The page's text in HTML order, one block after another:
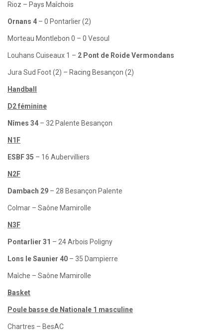
Rioz – Pays Maîchois
Ornans 4 – 0 Pontarlier (2)
Morteau Montlebon 0 – 0 Vesoul
Louhans Cuiseaux 1 – 2 Pont de Roide Vermondans
Jura Sud Foot (2) – Racing Besançon (2)
Handball
D2 féminine
Nîmes 34 – 32 Palente Besançon
N1F
ESBF 35 – 16 Aubervilliers
N2F
Dambach 29 – 28 Besançon Palente
Colmar – Saône Mamirolle
N3F
Pontarlier 31 – 24 Arbois Poligny
Lons le Saunier 40 – 35 Dampierre
Maîche – Saône Mamirolle
Basket
Poule basse de Nationale 1 masculine
Chartres – BesAC